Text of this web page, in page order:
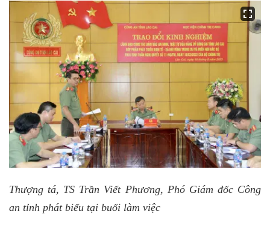
Thượng tá, TS Trần Viết Phương, Phó Giám đốc Công
an tỉnh phát biểu tại buổi làm việc